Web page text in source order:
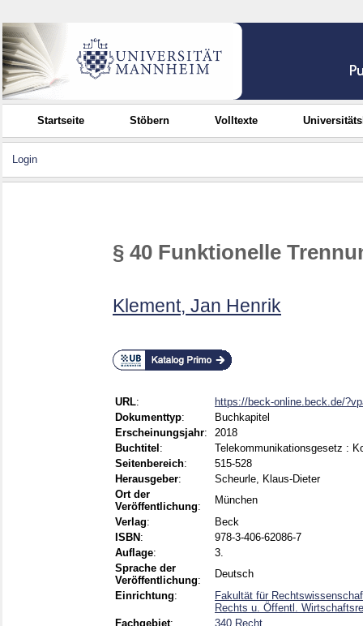
Startseite Stöbern Volltexte
Login
§ 40 Funktionelle
Klement, Jan Henrik
URL:
https://beck-online.beck.de/
Dokumenttyp:
Buchkapitel
Erscheinungsjahr:
2018
Buchtitel :
Telekommunikationsgesetz :
Seitenbereich:
515-528
Herausgeber:
Scheurle, Klaus-Dieter
Ort der
Veröffentlichung:
München
Verlag:
Beck
ISBN :
978-3-406-62086-7
Auflage:
3.
Sprache der
Veröffentlichung:
Deutsch
Einrichtung:
Fakultät für
Rechts u. Öffentl.
Fachgebiet: 340 Recht